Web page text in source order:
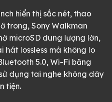
hiển thị sắc nét, thao
trong, Sony Walkman
microSD dung lượng lớn,
hát lossless mà không lo
5.0, Wi-Fi băng
dụng tai nghe không dây
tiện.